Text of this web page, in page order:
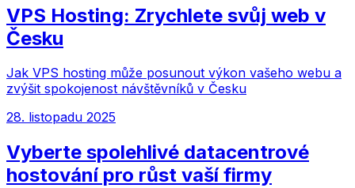
VPS Hosting: Zrychlete svůj web v
Česku
Jak VPS hosting může posunout výkon vašeho webu a
zvýšit spokojenost návštěvníků v Česku
28. listopadu 2025
Vyberte spolehlivé datacentrové
hostování pro růst vaší firmy